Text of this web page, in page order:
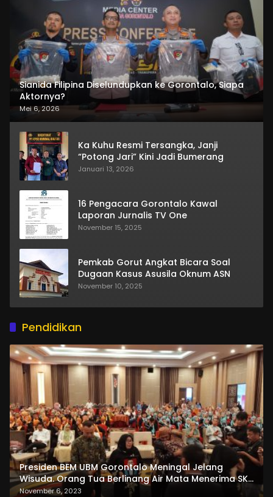
Sianida Filipina Diselundupkan ke Gorontalo, Siapa
Aktornya?
Mei 6, 2026
Ka Kuhu Resmi Tersangka, Janji
“Potong Jari” Kini Jadi Bumerang
Januari 13, 2026
16 Pengacara Gorontalo Kawal
Laporan Jurnalis TV One
November 15, 2025
Pemkab Gorut Angkat Bicara Soal
Dugaan Kasus Asusila Oknum ASN
November 10, 2025
Pendidikan
Presiden BEM UBM Gorontalo Meningal Jelang
Wisuda. Orang Tua Berlinang Air Mata Menerima SKL
dan Pemasangan Salempang
November 6, 2023